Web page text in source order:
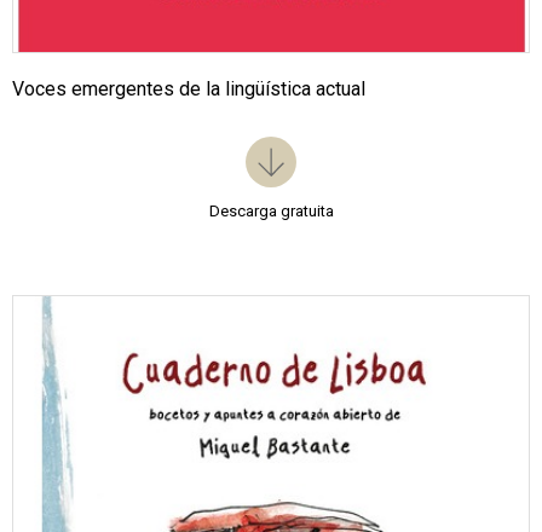
Voces emergentes de la lingüística actual
Descarga gratuita